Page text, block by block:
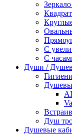
С
С
Души /
Душ
Душевые